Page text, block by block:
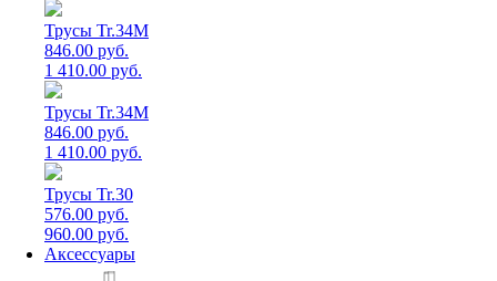
Трусы Tr.34M
846.00 руб.
1 410.00 руб.
Трусы Tr.34M
846.00 руб.
1 410.00 руб.
Трусы Tr.30
576.00 руб.
960.00 руб.
Аксессуары